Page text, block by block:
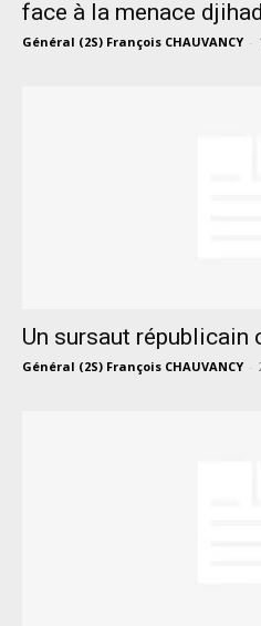
face à la menace
Général (2S) François CHAUVANCY -
Un sursaut républicain
Général (2S) François CHAUVANCY -